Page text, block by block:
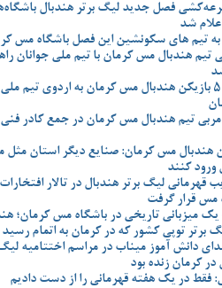
فصل جدید لیگ برتر هندبال
شد
به تیم های سکونشین این فصل باشگاه مس
تیم هندبال مس کرمان با تیم ملی جوانان
دعوت 5 بازیکن هندبال مس کرمان به اردوی تیم ملی
تیم هندبال مس کرمان در جمع کادر فنی
هندبال مس کرمان: صنایع دیگر استان مثل
ورود کنند
قهرمانی لیگ برتر هندبال در تالار افتخارات
مس قرار گرفت
یک میزبانی تاریخی در باشگاه مس کرمان؛
برتر توپی کشور که در کرمان به اتمام رسید
دانش آموز میناب در مراسم اختتامیه لیگ
در کرمان زنده بود
فقط در یک هفته قهرمانی را از دست دادیم